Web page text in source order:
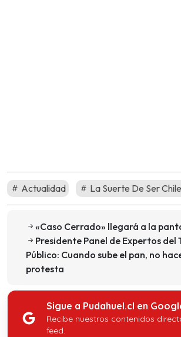
Actualidad La Suerte De Ser
«Caso Cerrado» llegará a la
Presidente Panel de Expertos del
Público: Cuando sube el pan, no
protesta
Sigue a Pudahuel.cl en
Recibe nuestros contenidos
feed.